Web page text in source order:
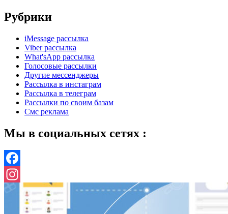
Рубрики
iMessage рассылка
Viber рассылка
What'sApp рассылка
Голосовые рассылки
Другие мессенджеры
Рассылка в инстаграм
Рассылка в телеграм
Рассылки по своим базам
Смс реклама
Мы в социальных сетях :
Facebook
Instagram